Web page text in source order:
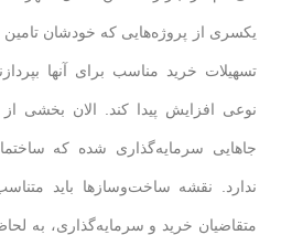
یکسری از پروژه‌هایی که خودشان تامین
تسهیلات خرید مناسب برای آنها
نوعی افزایش پیدا کند. الان بخشی
جاهایی سرمایه‌گذاری شده که
ندارد. نقشه ساخت‌وسازها باید
متقاضیان خرید و سرمایه‌گذاری، به